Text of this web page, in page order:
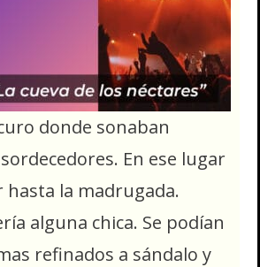
donde sonaban
En ese lugar
hasta la madrugada.
alguna chica. Se podían
refinados a sándalo y